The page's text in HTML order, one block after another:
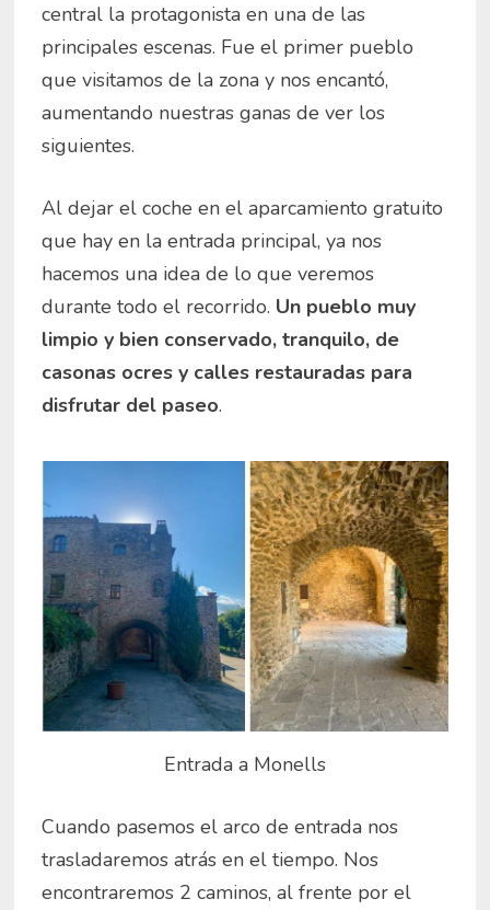
central la protagonista en una de las
principales escenas. Fue el primer pueblo
que visitamos de la zona y nos encantó,
aumentando nuestras ganas de ver los
siguientes.
Al dejar el coche en el aparcamiento gratuito
que hay en la entrada principal, ya nos
hacemos una idea de lo que veremos
durante todo el recorrido. Un pueblo muy
limpio y bien conservado, tranquilo, de
casonas ocres y calles restauradas para
disfrutar del paseo.
Entrada a Monells
Cuando pasemos el arco de entrada nos
trasladaremos atrás en el tiempo. Nos
encontraremos 2 caminos, al frente por el